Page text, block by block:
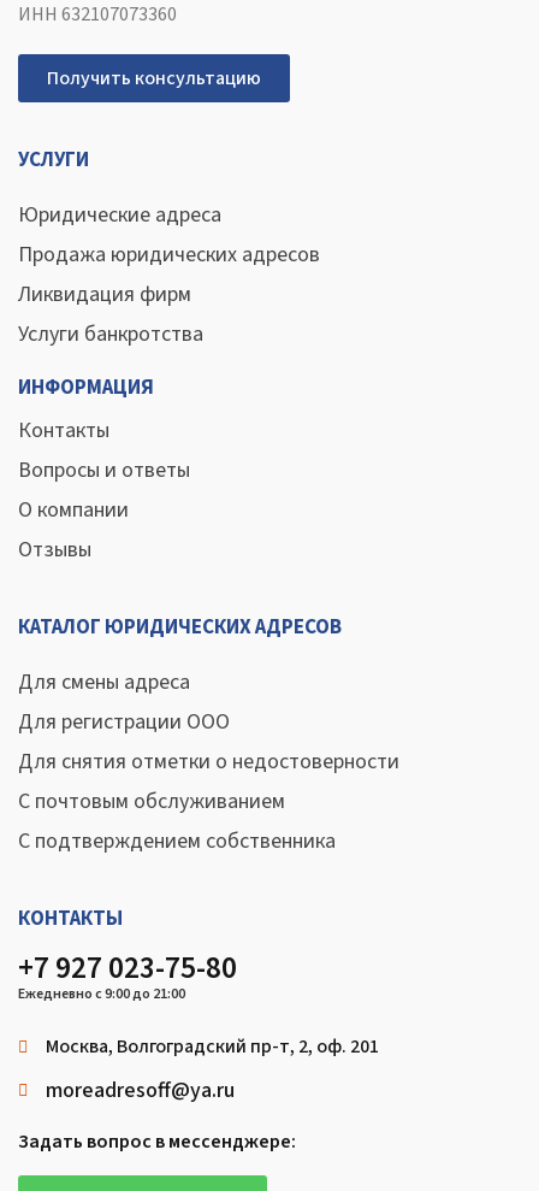
ИНН 632107073360
Получить консультацию
УСЛУГИ
Юридические адреса
Продажа юридических адресов
Ликвидация фирм
Услуги банкротства
ИНФОРМАЦИЯ
Контакты
Вопросы и ответы
О компании
Отзывы
КАТАЛОГ ЮРИДИЧЕСКИХ АДРЕСОВ
Для смены адреса
Для регистрации ООО
Для снятия отметки о недостоверности
С почтовым обслуживанием
С подтверждением собственника
КОНТАКТЫ
+7 927 023-75-80
Ежедневно с 9:00 до 21:00
Москва, Волгоградский пр-т, 2, оф. 201
moreadresoff@ya.ru
Задать вопрос в мессенджере: